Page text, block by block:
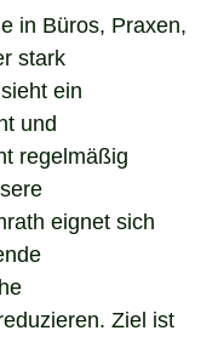
in Büros, Praxen,
stark
ein
und
regelmäßig
eignet sich
Ziel ist